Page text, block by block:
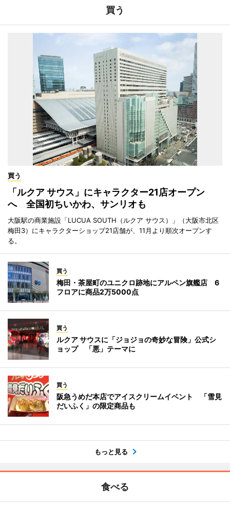
買う
買う
「ルクア サウス」にキャラクター21店オープン
へ 全国初ちいかわ、サンリオも
大阪駅の商業施設「LUCUA SOUTH（ルクア サウス）」（大阪市北区
梅田3）にキャラクターショップ21店舗が、11月より順次オープンす
る。
買う
梅田・茶屋町のユニクロ跡地にアルペン旗艦店 6
フロアに商品2万5000点
買う
ルクア サウスに「ジョジョの奇妙な冒険」公式シ
ョップ 「悪」テーマに
買う
阪急うめだ本店でアイスクリームイベント 「雪見
だいふく」の限定商品も
もっと見る
食べる